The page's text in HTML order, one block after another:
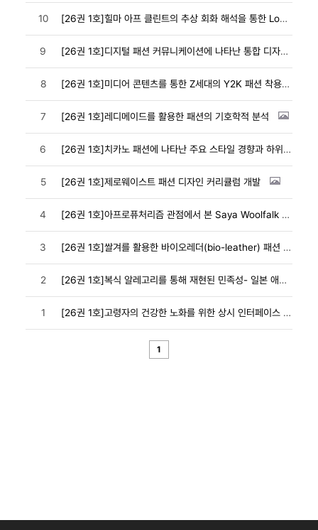
10 [26권 1호]힐마 아프 클린트의 추상 회화 해석을 통한 LoRA 기반 AI 패션 디자인
9 [26권 1호]디지털 패션 커뮤니케이션에 나타난 통합 디자인 관점의 패션 크리에이티브 디렉터 핵심 역...
8 [26권 1호]미디어 콘텐츠를 통한 Z세대의 Y2K 패션 착용과 레트로 향유
7 [26권 1호]레디메이드를 활용한 패션의 기호학적 분석
6 [26권 1호]치카노 패션에 나타난 주요 스타일 경향과 하위문화 정체성
5 [26권 1호]제로웨이스트 패션 디자인 커리큘럼 개발
4 [26권 1호]아프로퓨처리즘 관점에서 본 Saya Woolfalk 작품의 세계관 구축과 패션 미학
3 [26권 1호]쌀겨를 활용한 바이오레더(bio-leather) 패션 소재 개발 연구
2 [26권 1호]복식 알레고리를 통해 재현된 민족성- 일본 애니메이션 ‘가구야공주 이야기’를 중심...
1 [26권 1호]고령자의 건강한 노화를 위한 상시 인터페이스 기반 기능성 의복 디자인 전략
1